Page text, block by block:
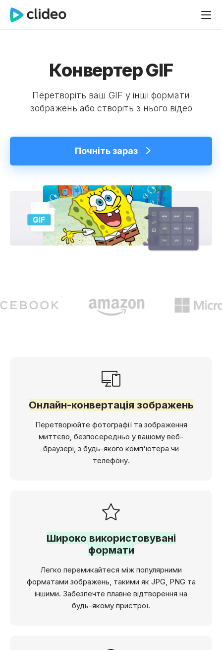
Конвертер GIF
Перетворіть ваш GIF у інші формати
зображень або створіть з нього відео
Почніть зараз
Онлайн-конвертація зображень
Перетворюйте фотографії та зображення
миттєво, безпосередньо у вашому веб-
браузері, з будь-якого комп'ютера чи
телефону.
Широко використовувані
формати
Легко перемикайтеся між популярними
форматами зображень, такими як JPG, PNG та
іншими. Забезпечте плавне відтворення на
будь-якому пристрої.